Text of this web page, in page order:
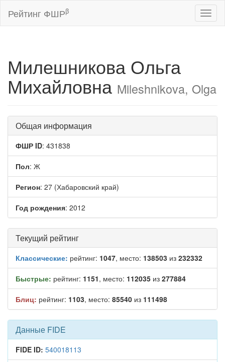
Рейтинг ФШРβ
Милешникова Ольга
Михайловна Mileshnikova, Olga
Общая информация
ФШР ID: 431838
Пол: Ж
Регион: 27 (Хабаровский край)
Год рождения: 2012
Текущий рейтинг
Классические: рейтинг: 1047, место: 138503 из 232332
Быстрые: рейтинг: 1151, место: 112035 из 277884
Блиц: рейтинг: 1103, место: 85540 из 111498
Данные FIDE
FIDE ID: 540018113